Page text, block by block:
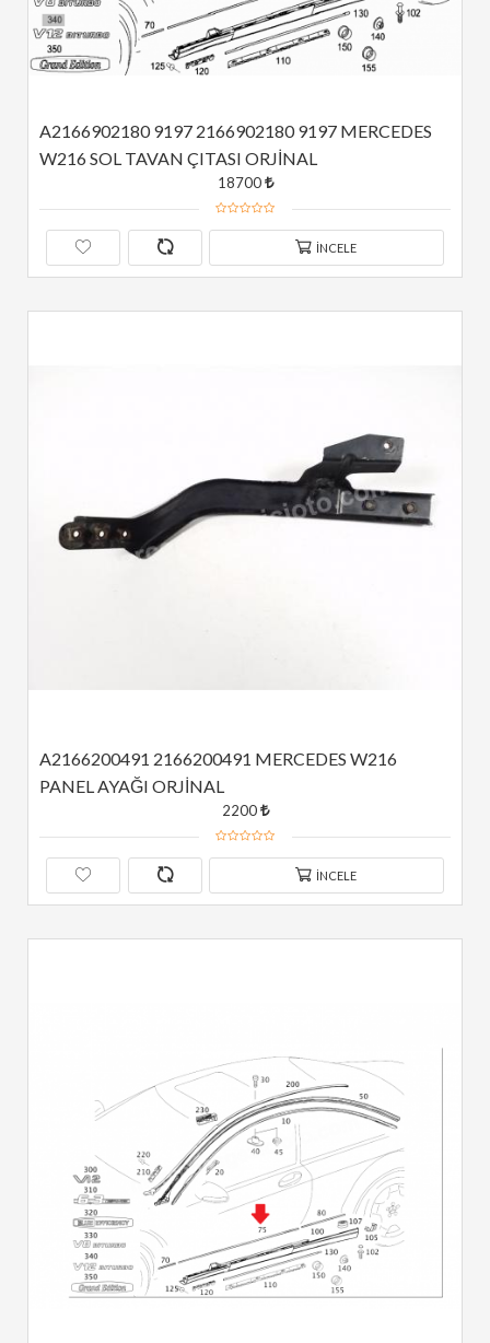
A2166902180 9197 2166902180 9197 MERCEDES
W216 SOL TAVAN ÇITASI ORJİNAL
18700
İNCELE
A2166200491 2166200491 MERCEDES W216
PANEL AYAĞI ORJİNAL
2200
İNCELE